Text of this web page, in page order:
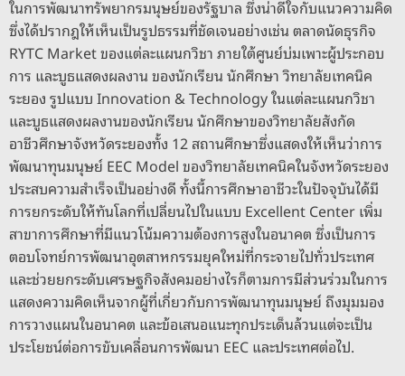
ในการพัฒนาทรัพยากรมนุษย์ของรัฐบาล ซึ่งน่าดีใจกับแนวความคิด
ซึ่งได้ปรากฎให้เห็นเป็นรูปธรรมที่ชัดเจนอย่างเช่น ตลาดนัดธุรกิจ
RYTC Market ของแต่ละแผนกวิชา ภายใต้ศูนย์บ่มเพาะผู้ประกอบ
การ และบูธแสดงผลงาน ของนักเรียน นักศึกษา วิทยาลัยเทคนิค
ระยอง รูปแบบ Innovation & Technology ในแต่ละแผนกวิชา
และบูธแสดงผลงานของนักเรียน นักศึกษาของวิทยาลัยสังกัด
อาชีวศึกษาจังหวัดระยองทั้ง 12 สถานศึกษาซึ่งแสดงให้เห็นว่าการ
พัฒนาทุนมนุษย์ EEC Model ของวิทยาลัยเทคนิคในจังหวัดระยอง
ประสบความสำเร็จเป็นอย่างดี ทั้งนี้การศึกษาอาชีวะในปัจจุบันได้มี
การยกระดับให้ทันโลกที่เปลี่ยนไปในแบบ Excellent Center เพิ่ม
สาขาการศึกษาที่มีแนวโน้มความต้องการสูงในอนาคต ซึ่งเป็นการ
ตอบโจทย์การพัฒนาอุตสาหกรรมยุคใหม่ที่กระจายไปทั่วประเทศ
และช่วยยกระดับเศรษฐกิจสังคมอย่างไรก็ตามการมีส่วนร่วมในการ
แสดงความคิดเห็นจากผู้ที่เกี่ยวกับการพัฒนาทุนมนุษย์ ถึงมุมมอง
การวางแผนในอนาคต และข้อเสนอแนะทุกประเด็นล้วนแต่จะเป็น
ประโยชน์ต่อการขับเคลื่อนการพัฒนา EEC และประเทศต่อไป.